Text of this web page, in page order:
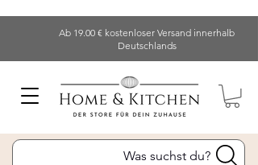
Ab 19.00 € kostenloser Versand innerhalb
Deutschlands
Was suchst du?